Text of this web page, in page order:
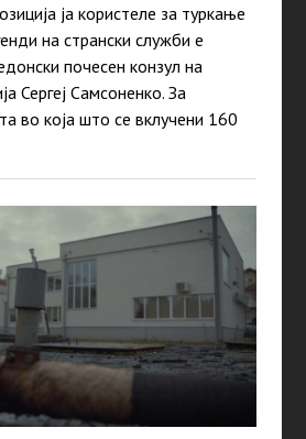
ја користеле за туркање
на странски служби е
почесен конзул на
Сергеј Самсоненко. За
во која што се вклучени 160